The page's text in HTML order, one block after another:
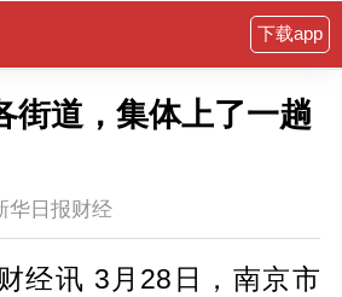
下载app
街道，集体上了一趟
华日报财经
经讯 3月28日，南京市